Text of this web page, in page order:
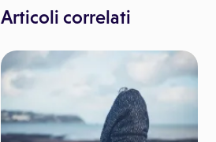
Articoli correlati